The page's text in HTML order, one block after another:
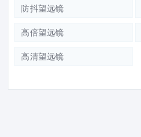
防抖望远镜
高倍望远镜
高清望远镜